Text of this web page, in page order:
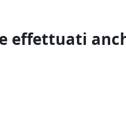
effettuati